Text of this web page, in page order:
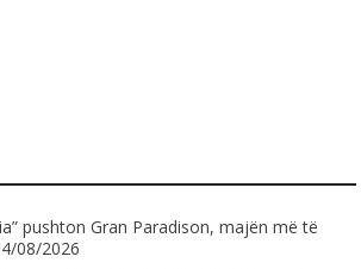
pushton Gran Paradison, majën më të
08/2026